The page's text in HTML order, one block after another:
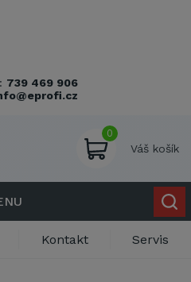
739 469 906
0
Váš košík
Kontakt Servis